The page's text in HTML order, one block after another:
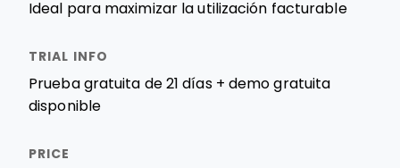
Ideal para maximizar la utilización facturable
Prueba gratuita de 21 días + demo gratuita
disponible